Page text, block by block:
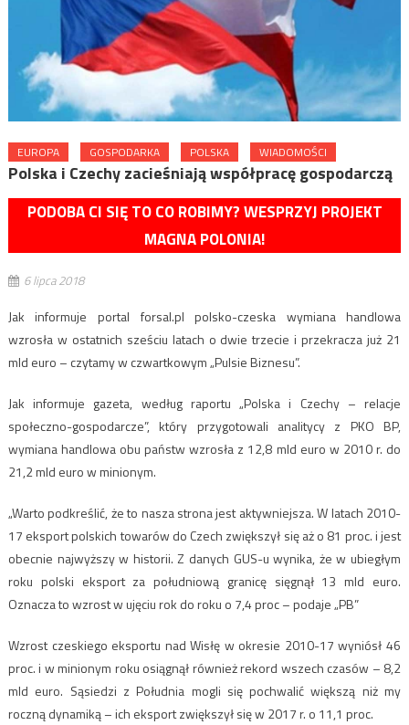
EUROPA GOSPODARKA POLSKA WIADOMOŚCI
Polska i Czechy zacieśniają współpracę gospodarczą
PODOBA CI SIĘ TO CO ROBIMY? WESPRZYJ PROJEKT
MAGNA POLONIA!
6 lipca 2018
Jak informuje portal forsal.pl polsko-czeska wymiana handlowa
wzrosła w ostatnich sześciu latach o dwie trzecie i przekracza już 21
mld euro – czytamy w czwartkowym „Pulsie Biznesu”.
Jak informuje gazeta, według raportu „Polska i Czechy – relacje
społeczno-gospodarcze”, który przygotowali analitycy z PKO BP,
wymiana handlowa obu państw wzrosła z 12,8 mld euro w 2010 r. do
21,2 mld euro w minionym.
„Warto podkreślić, że to nasza strona jest aktywniejsza. W latach 2010-
17 eksport polskich towarów do Czech zwiększył się aż o 81 proc. i jest
obecnie najwyższy w historii. Z danych GUS-u wynika, że w ubiegłym
roku polski eksport za południową granicę sięgnął 13 mld euro.
Oznacza to wzrost w ujęciu rok do roku o 7,4 proc – podaje „PB”
Wzrost czeskiego eksportu nad Wisłę w okresie 2010-17 wyniósł 46
proc. i w minionym roku osiągnął również rekord wszech czasów – 8,2
mld euro. Sąsiedzi z Południa mogli się pochwalić większą niż my
roczną dynamiką – ich eksport zwiększył się w 2017 r. o 11,1 proc.